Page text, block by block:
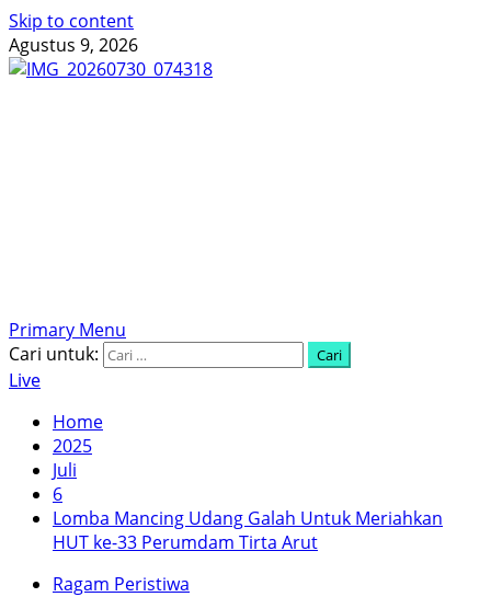
Skip to content
Agustus 9, 2026
Primary Menu
Cari untuk:
Live
Home
2025
Juli
6
Lomba Mancing Udang Galah Untuk Meriahkan
HUT ke-33 Perumdam Tirta Arut
Ragam Peristiwa